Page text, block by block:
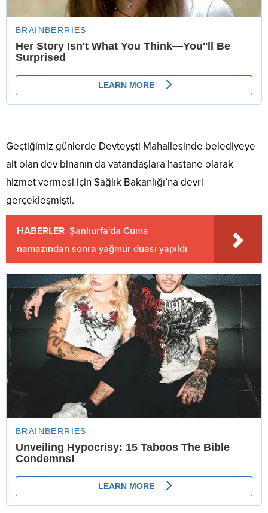
Geçtiğimiz günlerde Devteyşti Mahallesinde belediyeye
ait olan dev binanın da vatandaşlara hastane olarak
hizmet vermesi için Sağlık Bakanlığı’na devri
gerçekleşmişti.
HABERLER Şanlıurfa'da Cuma
namazından sonra yağmur duası yapıldı